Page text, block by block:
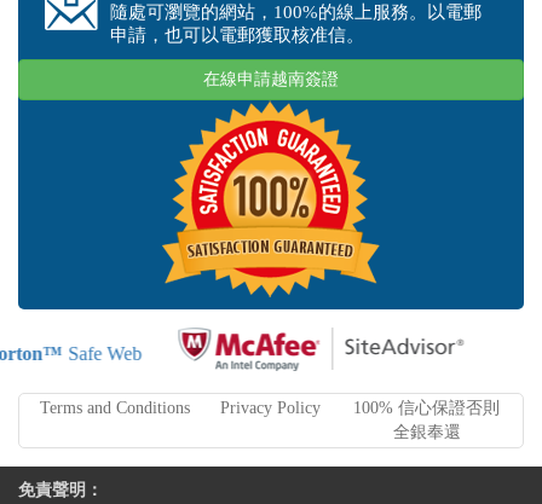
隨處可瀏覽的網站，100%的線上服務。以電郵
申請，也可以電郵獲取核准信。
在線申請越南簽證
Safe Web
Terms and Conditions Privacy Policy
100% 信心保證否則
全銀奉還
免責聲明：